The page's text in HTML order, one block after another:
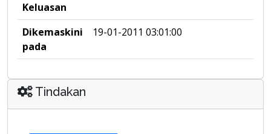
Keluasan
Dikemaskini
pada
19-01-2011 03:01:00
Tindakan